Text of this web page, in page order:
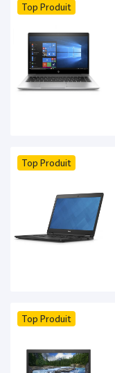
Top Produit
Top Produit
Top Produit